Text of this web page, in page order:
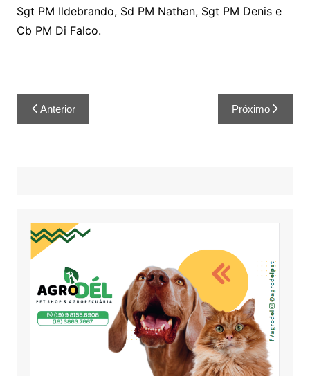
Sgt PM Ildebrando, Sd PM Nathan, Sgt PM Denis e
Cb PM Di Falco.
Anterior Próximo